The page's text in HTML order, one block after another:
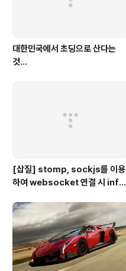
대한민국에서 초딩으로 산다는
것...
[삽질] stomp, sockjs를 이용
하여 websocket 연결 시 info